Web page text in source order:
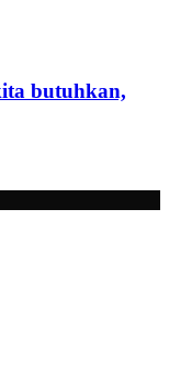
butuhkan,